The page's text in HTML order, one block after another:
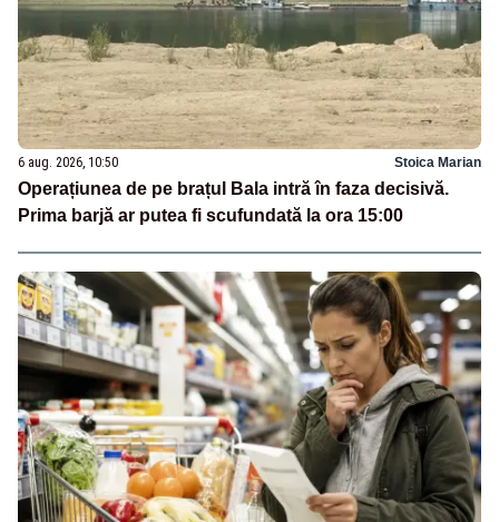
6 aug. 2026, 10:50 Stoica Marian
Operațiunea de pe brațul Bala intră în faza decisivă.
Prima barjă ar putea fi scufundată la ora 15:00